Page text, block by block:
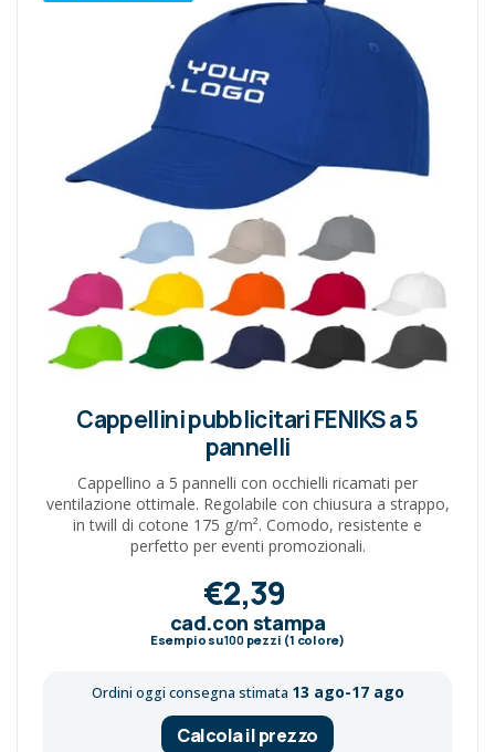
Cappellini pubblicitari FENIKS a 5
pannelli
Cappellino a 5 pannelli con occhielli ricamati per
ventilazione ottimale. Regolabile con chiusura a strappo,
in twill di cotone 175 g/m². Comodo, resistente e
perfetto per eventi promozionali.
€2,39
cad.con stampa
Esempio su100pezzi (1 colore)
Ordini oggi consegna stimata 13 ago-17 ago
Calcola il prezzo